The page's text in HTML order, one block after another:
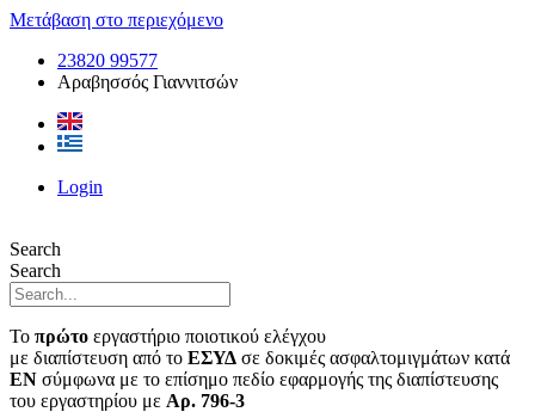
Μετάβαση στο περιεχόμενο
23820 99577
Αραβησσός Γιαννιτσών
Login
Search
Search
Το πρώτο εργαστήριο ποιοτικού ελέγχου
με διαπίστευση από το ΕΣΥΔ σε δοκιμές ασφαλτομιγμάτων κατά
ΕΝ σύμφωνα με το επίσημο πεδίο εφαρμογής της διαπίστευσης
του εργαστηρίου με Αρ. 796-3